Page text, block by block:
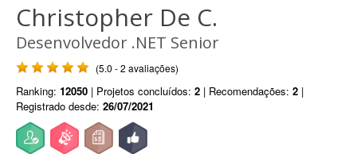
Christopher De C.
Desenvolvedor .NET Senior
(5.0 - 2 avaliações)
Ranking: 12050 | Projetos concluídos: 2 | Recomendações: 2 |
Registrado desde: 26/07/2021